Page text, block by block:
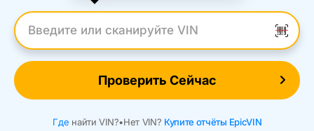
Введите VIN
Проверить Сейчас
Где найти VIN?•Нет VIN? Купите отчёты EpicVIN